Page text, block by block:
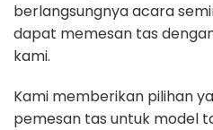
berlangsungnya acara
dapat memesan tas
kami.
Kami memberikan pilihan
pemesan tas untuk model